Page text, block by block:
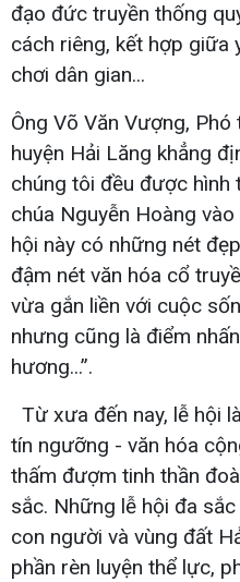
đạo đức truyền thống
cách riêng, kết hợp giữa
chơi dân gian...
Ông Võ Văn Vượng,
huyện Hải Lăng khẳng
chúng tôi đều được hình
chúa Nguyễn Hoàng
hội này có những nét
đậm nét văn hóa cổ
vừa gắn liền với cuộc
nhưng cũng là điểm
hương...”.
Từ xưa đến nay, lễ hội
tín ngưỡng - văn hóa
thấm đượm tinh thần
sắc. Những lễ hội đa
con người và vùng đất
phần rèn luyện thể lực,